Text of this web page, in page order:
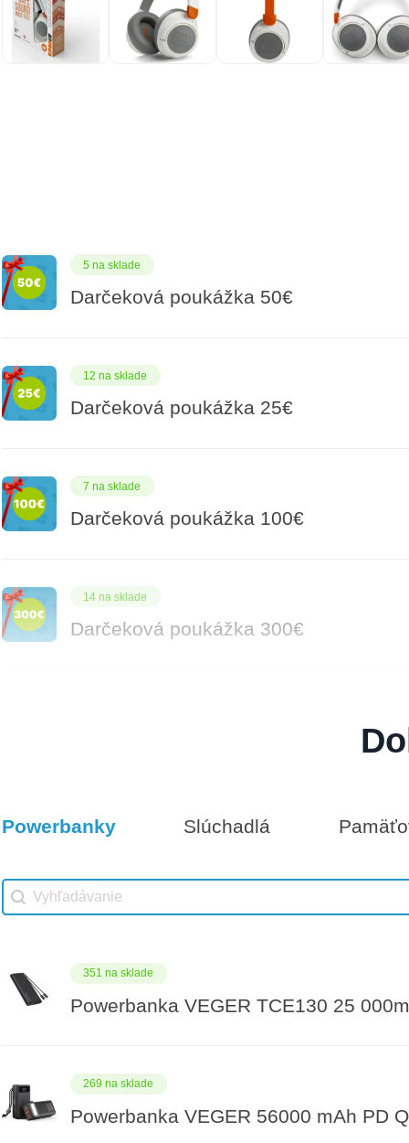
5 na sklade
Darčeková poukážka 50€
12 na sklade
Darčeková poukážka 25€
7 na sklade
Darčeková poukážka 100€
14 na sklade
Darčeková poukážka 300€
8 na sklade
Vhodné príslušenstvo
Powerbanky Slúchadlá
Vhodné príslušenstvo search
Search content
351 na sklade
Powerbanka VEGER TCE130 25
269 na sklade
Powerbanka VEGER 56000 mAh PD